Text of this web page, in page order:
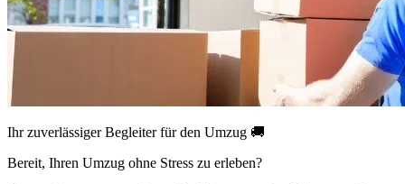
Ihr zuverlässiger Begleiter für den Umzug 🚚
Bereit, Ihren Umzug ohne Stress zu erleben?